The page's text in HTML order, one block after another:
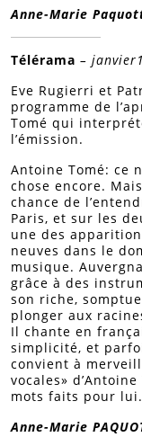
Anne-Marie
Télérama –
Eve Rugierri et
programme de
Tomé qui
l’émission.
Antoine Tomé: ce
chose encore.
chance de
Paris, et sur les
une des
neuves dans le
musique.
grâce à des
son riche,
plonger aux
Il chante en
simplicité, et
convient à
vocales»
mots faits pour lui.
Anne-Marie